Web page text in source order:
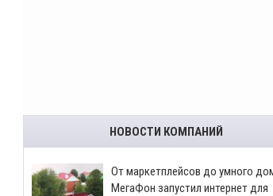
НОВОСТИ КОМПАНИЙ
От маркетплейсов до умного
МегаФон запустил интернет для